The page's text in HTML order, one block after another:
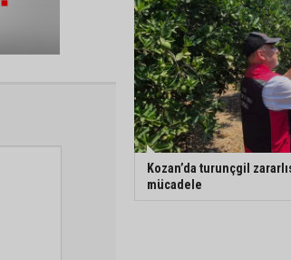
Kozan’da turunçgil
mücadele